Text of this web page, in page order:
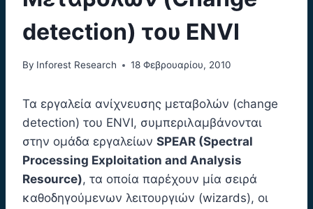
detection) του ENVI
By Inforest Research 18 Φεβρουαρίου, 2010
Τα εργαλεία ανίχνευσης μεταβολών (change
detection) του ENVI, συμπεριλαμβάνονται
στην ομάδα εργαλείων SPEAR (Spectral
Processing Exploitation and Analysis
Resource), τα οποία παρέχουν μία σειρά
καθοδηγούμενων λειτουργιών (wizards), οι